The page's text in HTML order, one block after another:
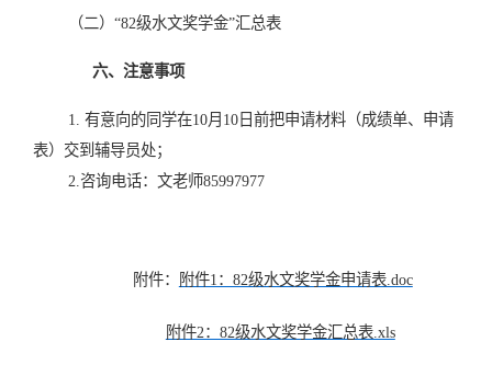
（二）“82级水文奖学金”汇总表
六、注意事项
1. 有意向的同学在10月10日前把申请材料（成绩单、申请
表）交到辅导员处；
2.咨询电话：文老师85997977
附件： 附件1：82级水文奖学金申请表.doc
附件2：82级水文奖学金汇总表.xls